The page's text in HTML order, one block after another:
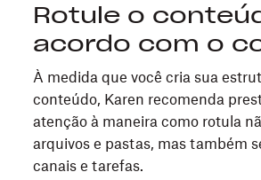
Rotule o
acordo com o
À medida que você cria sua
conteúdo, Karen recomenda
atenção à maneira como rotula
arquivos e pastas, mas também
canais e tarefas.